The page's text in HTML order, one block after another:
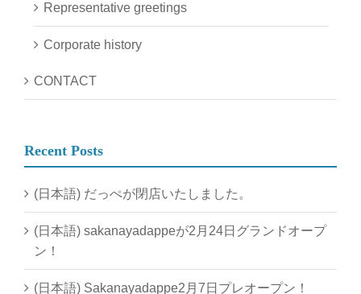
Representative greetings
Corporate history
CONTACT
Recent Posts
(日本語) だっぺが閉店いたしました。
(日本語) sakanayadappeが2月24日グランドオープ
ン！
(日本語) Sakanayadappe2月7日プレオープン！